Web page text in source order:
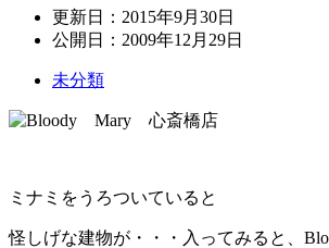
更新日： 2015年9月30日
公開日： 2009年12月29日
未分類
ミナミをうろついていると
怪しげな建物が・・・入ってみると、